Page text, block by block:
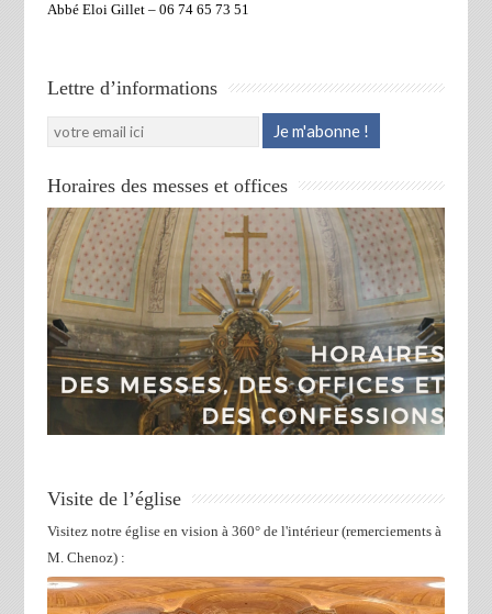
Abbé Eloi Gillet – 06 74 65 73 51
Lettre d’informations
Horaires des messes et offices
Visite de l’église
Visitez notre église en vision à 360° de l'intérieur (remerciements à
M. Chenoz) :